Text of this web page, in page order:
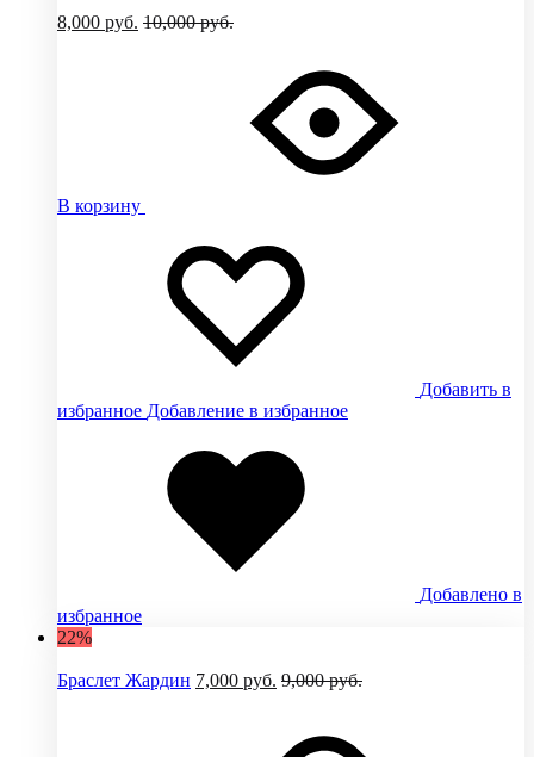
8,000 руб. 10,000руб.
В корзину
Добавить в
избранное Добавление в избранное
Добавлено в
избранное
22%
Браслет Жардин 7,000 руб. 9,000руб.